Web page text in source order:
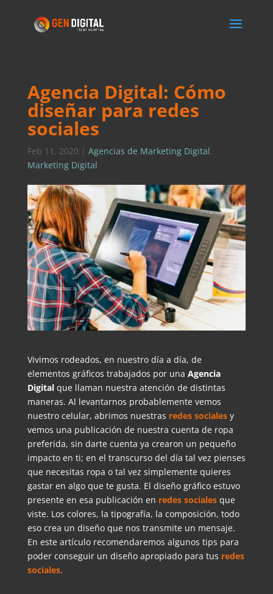
Agencia Digital: Cómo
diseñar para redes
sociales
Feb 11, 2020 | Agencias de Marketing Digital,
Marketing Digital
Vivimos rodeados, en nuestro día a día, de
elementos gráficos trabajados por una Agencia
Digital que llaman nuestra atención de distintas
maneras. Al levantarnos probablemente vemos
nuestro celular, abrimos nuestras redes socialesy
vemos una publicación de nuestra cuenta de ropa
preferida, sin darte cuenta ya crearon un pequeño
impacto en ti; en el transcurso del día tal vez pienses
que necesitas ropa o tal vez simplemente quieres
gastar en algo que te gusta. El diseño gráfico estuvo
presente en esa publicación en redes socialesque
viste. Los colores, la tipografía, la composición, todo
eso crea un diseño que nos transmite un mensaje.
En este artículo recomendaremos algunos tips para
poder conseguir un diseño apropiado para tus redes
sociales.